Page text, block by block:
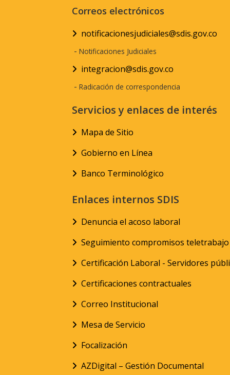
Correos electrónicos
notificacionesjudiciales@sdis.gov.co
- Notificaciones Judiciales
integracion@sdis.gov.co
- Radicación de correspondencia
Servicios y enlaces de interés
Mapa de Sitio
Gobierno en Línea
Banco Terminológico
Enlaces internos SDIS
Denuncia el acoso laboral
Seguimiento compromisos teletrabajo
Certificación Laboral - Servidores
Certificaciones contractuales
Correo Institucional
Mesa de Servicio
Focalización
AZDigital – Gestión Documental